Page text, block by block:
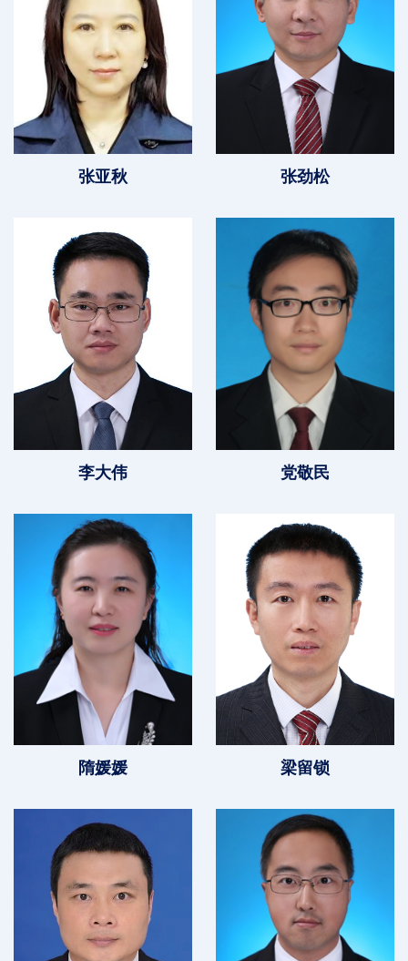
张亚秋 张劲松
李大伟 党敬民
隋媛媛 梁留锁